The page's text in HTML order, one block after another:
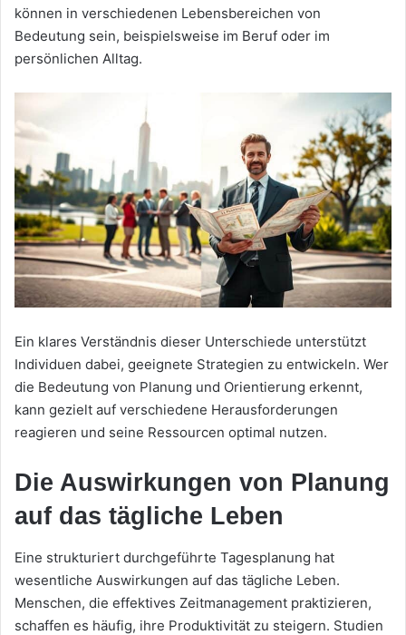
können in verschiedenen Lebensbereichen von
Bedeutung sein, beispielsweise im Beruf oder im
persönlichen Alltag.
Ein klares Verständnis dieser Unterschiede unterstützt
Individuen dabei, geeignete Strategien zu entwickeln. Wer
die Bedeutung von Planung und Orientierung erkennt,
kann gezielt auf verschiedene Herausforderungen
reagieren und seine Ressourcen optimal nutzen.
Die Auswirkungen von Planung
auf das tägliche Leben
Eine strukturiert durchgeführte Tagesplanung hat
wesentliche Auswirkungen auf das tägliche Leben.
Menschen, die effektives Zeitmanagement praktizieren,
schaffen es häufig, ihre Produktivität zu steigern. Studien